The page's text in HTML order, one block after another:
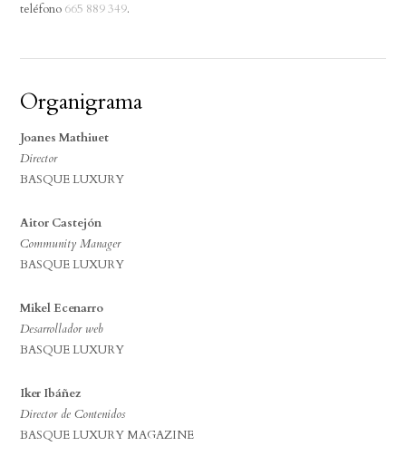
teléfono 665 889 349.
Organigrama
Joanes Mathiuet
Director
BASQUE LUXURY
Aitor Castejón
Community Manager
BASQUE LUXURY
Mikel Ecenarro
Desarrollador web
BASQUE LUXURY
Iker Ibáñez
Director de Contenidos
BASQUE LUXURY MAGAZINE